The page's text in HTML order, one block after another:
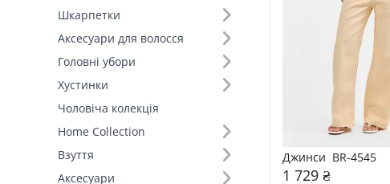
Шкарпетки
Аксесуари для волосся
Головні убори
Хустинки
Чоловіча колекція
Home Collection
Взуття
Аксесуари
Розмір (7)
Основний колір (10)
Джинси  BR-4545
1 729 ₴